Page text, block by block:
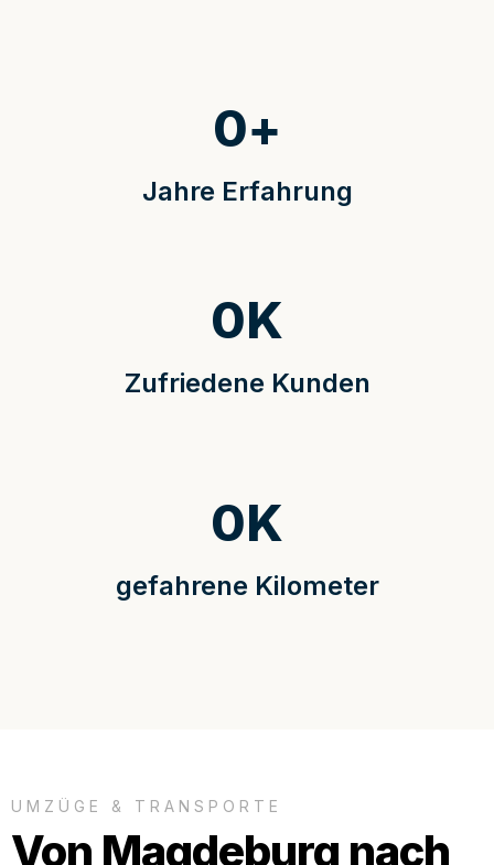
Jahre Erfahrung
0+
Zufriedene Kunden
0K
gefahrene Kilometer
0K
UMZÜGE & TRANSPORTE
Von Magdeburg nach